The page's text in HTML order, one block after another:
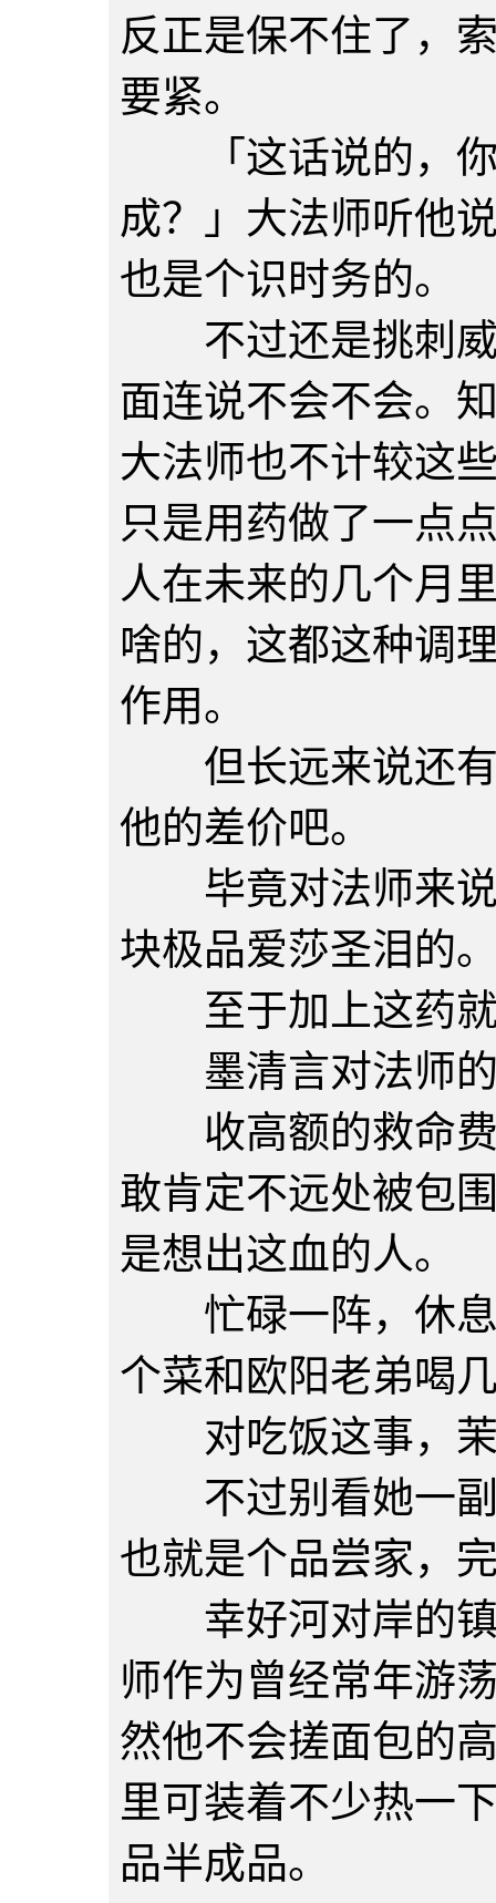
反正是保不住了，
要紧。
「这话说的，你
成？」大法师听他
也是个识时务的。
不过还是挑刺威
面连说不会不会。
大法师也不计较这
只是用药做了一点
人在未来的几个月
啥的，这都这种调
作用。
但长远来说还有
他的差价吧。
毕竟对法师来说
块极品爱莎圣泪的
至于加上这药就
墨清言对法师的
收高额的救命费
敢肯定不远处被包
是想出这血的人。
忙碌一阵，休息
个菜和欧阳老弟喝
对吃饭这事，茉
不过别看她一副
也就是个品尝家，
幸好河对岸的镇
师作为曾经常年游
然他不会搓面包的
里可装着不少热一
品半成品。